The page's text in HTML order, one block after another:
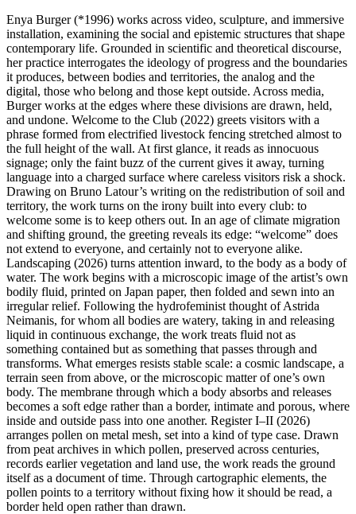
Enya Burger (*1996) works across video, sculpture, and immersive
installation, examining the social and epistemic structures that shape
contemporary life. Grounded in scientific and theoretical discourse,
her practice interrogates the ideology of progress and the boundaries
it produces, between bodies and territories, the analog and the
digital, those who belong and those kept outside. Across media,
Burger works at the edges where these divisions are drawn, held,
and undone. Welcome to the Club (2022) greets visitors with a
phrase formed from electrified livestock fencing stretched almost to
the full height of the wall. At first glance, it reads as innocuous
signage; only the faint buzz of the current gives it away, turning
language into a charged surface where careless visitors risk a shock.
Drawing on Bruno Latour’s writing on the redistribution of soil and
territory, the work turns on the irony built into every club: to
welcome some is to keep others out. In an age of climate migration
and shifting ground, the greeting reveals its edge: “welcome” does
not extend to everyone, and certainly not to everyone alike.
Landscaping (2026) turns attention inward, to the body as a body of
water. The work begins with a microscopic image of the artist’s own
bodily fluid, printed on Japan paper, then folded and sewn into an
irregular relief. Following the hydrofeminist thought of Astrida
Neimanis, for whom all bodies are watery, taking in and releasing
liquid in continuous exchange, the work treats fluid not as
something contained but as something that passes through and
transforms. What emerges resists stable scale: a cosmic landscape, a
terrain seen from above, or the microscopic matter of one’s own
body. The membrane through which a body absorbs and releases
becomes a soft edge rather than a border, intimate and porous, where
inside and outside pass into one another. Register I–II (2026)
arranges pollen on metal mesh, set into a kind of type case. Drawn
from peat archives in which pollen, preserved across centuries,
records earlier vegetation and land use, the work reads the ground
itself as a document of time. Through cartographic elements, the
pollen points to a territory without fixing how it should be read, a
border held open rather than drawn.